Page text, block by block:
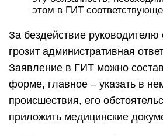
этом в ГИТ
За бездействие руководителю
грозит административная
Заявление в ГИТ можно
форме, главное – указать в
происшествия, его
приложить медицинские